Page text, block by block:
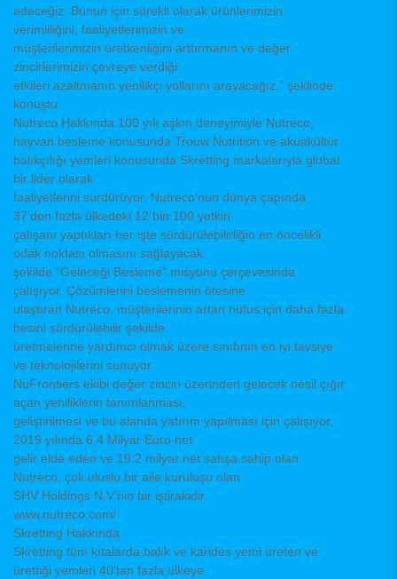
edeceğiz. Bunun için sürekli olarak ürünlerimizin
verimliliğini, faaliyetlerimizin ve
müşterilerimizin üretkenliğini arttırmanın ve değer
zincirlerimizin çevreye verdiği
etkileri azaltmanın yenilikçi yollarını arayacağız.” şeklinde
konuştu.
Nutreco Hakkında 100 yılı aşkın deneyimiyle Nutreco,
hayvan besleme konusunda Trouw Nutrition ve akuakültür
balıkçılığı yemleri konusunda Skretting markalarıyla global
bir lider olarak
faaliyetlerini sürdürüyor. Nutreco’nun dünya çapında
37’den fazla ülkedeki 12 bin 100 yetkin
çalışanı yaptıkları her işte sürdürülebilirliğin en öncelikli
odak noktası olmasını sağlayacak
şekilde “Geleceği Besleme” misyonu çerçevesinde
çalışıyor. Çözümlerini beslemenin ötesine
ulaştıran Nutreco, müşterilerinin artan nüfus için daha fazla
besini sürdürülebilir şekilde
üretmelerine yardımcı olmak üzere sınıfının en iyi tavsiye
ve teknolojilerini sunuyor.
NuFrontiers ekibi değer zinciri üzerinden gelecek nesil çığır
açan yeniliklerin tanımlanması,
geliştirilmesi ve bu alanda yatırım yapılması için çalışıyor.
2019 yılında 6.4 Milyar Euro net
gelir elde eden ve 19.2 milyar net satışa sahip olan
Nutreco, çok uluslu bir aile kuruluşu olan
SHV Holdings N.V’nin bir iştirakidir.
www.nutreco.com/
Skretting Hakkında
Skretting tüm kıtalarda balık ve karides yemi üreten ve
ürettiği yemleri 40’tan fazla ülkeye